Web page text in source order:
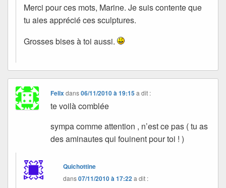
Merci pour ces mots, Marine. Je suis contente que
tu aies apprécié ces sculptures.
Grosses bises à toi aussi.
Felixdans06/11/2010 à 19:15 a dit :
te voilà comblée
sympa comme attention , n’est ce pas ( tu as
des aminautes qui fouinent pour toi ! )
Quichottine
dans07/11/2010 à 17:22a dit :